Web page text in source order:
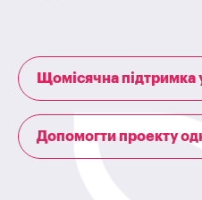
Щомісячна підтримка
Допомогти проекту